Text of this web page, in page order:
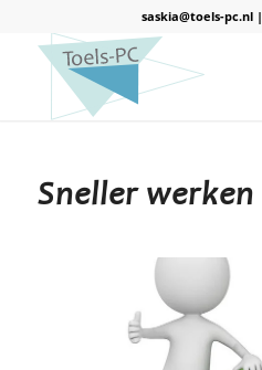
saskia@toels-pc.nl|
Sneller werken